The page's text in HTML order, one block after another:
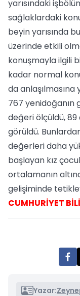
yarısındaki
sağlaklardaki
beyin yarısında
üzerinde etkili
konuşmayla ilgili
kadar normal
da anlaşılmasına
767
değeri ölçüldü,
görüldü.
değerleri daha
başlayan kız
ortalamanın
gelişiminde
CUMHURİYET
Yazar: